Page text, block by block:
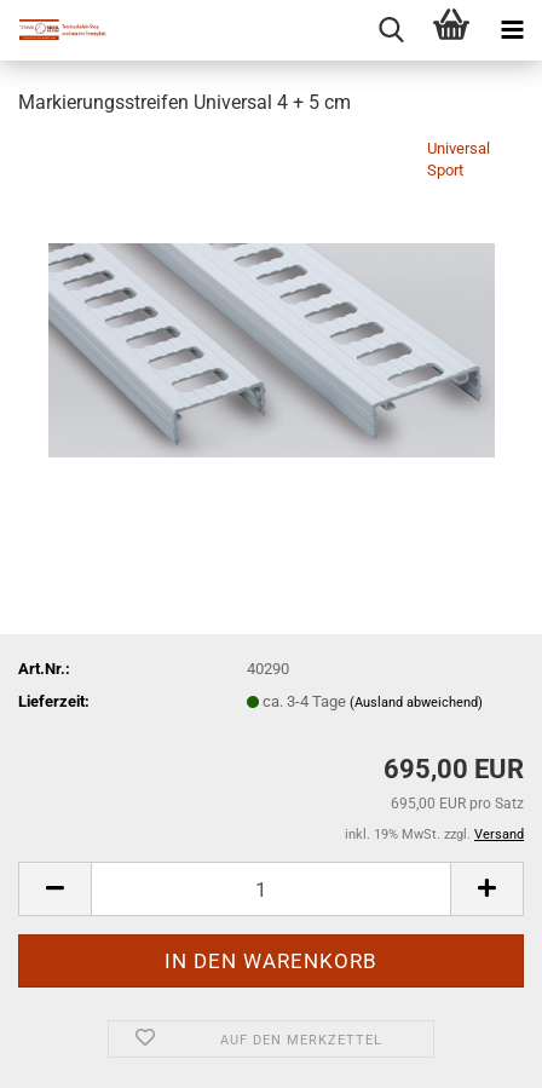
Markierungsstreifen Universal 4 + 5 cm
Universal
Sport
Art.Nr.:
40290
Lieferzeit:
ca. 3-4 Tage(Ausland abweichend)
695,00 EUR
695,00 EUR pro Satz
inkl. 19% MwSt. zzgl. Versand
AUF DEN MERKZETTEL